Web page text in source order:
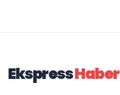
EkspressHaber